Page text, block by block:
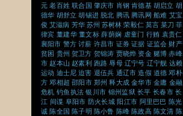
元 老百姓 联合国 肇庆市 肖钢 肯德基 胡启立 胡
德华 胡舒立 胡锡进 脱北 腾讯 腾讯网 船难 艾宝
俊 艾滋病 芳华 苏州 苏树林 荣毅仁 莫言 菜刀 菲
律宾 董建华 董文标 薛荫娴 虐童门 行贿 袁贵仁
襄阳市 警方 讨薪 许昌市 证券 证据 证监会 财产
贫困 贵州 贺卫方 贺锦涛 贾晓烨 资金 赌博 赤峰
市 赵本山 赵素利 跑路 辱母 辽宁号 辽宁舰 达赖
运动 迪士尼 迫害 退伍兵 通辽市 造假 道德 邓朴
方 邓相超 邵阳市 郑州 释大成 金华市 金庸 金融
危机 钓鱼执法 银川市 锦州监狱 长平 长春市 长
江 间谍 阜阳市 防火长城 阳江市 阿里巴巴 陈光
诚 陈全国 陈子明 陈小鲁 陈峰 陈政高 陈文清 陈